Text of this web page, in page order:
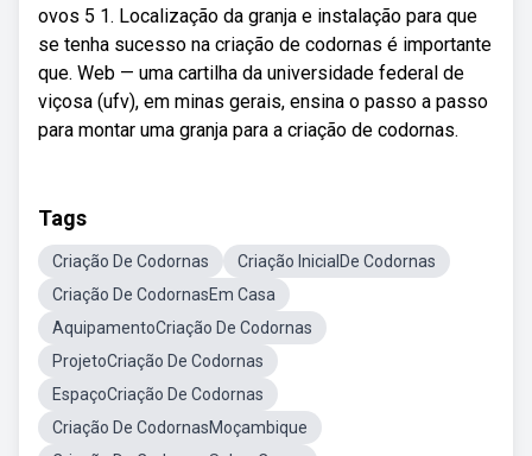
ovos 5 1. Localização da granja e instalação para que
se tenha sucesso na criação de codornas é importante
que. Web — uma cartilha da universidade federal de
viçosa (ufv), em minas gerais, ensina o passo a passo
para montar uma granja para a criação de codornas.
Tags
Criação De Codornas
Criação InicialDe Codornas
Criação De CodornasEm Casa
AquipamentoCriação De Codornas
ProjetoCriação De Codornas
EspaçoCriação De Codornas
Criação De CodornasMoçambique